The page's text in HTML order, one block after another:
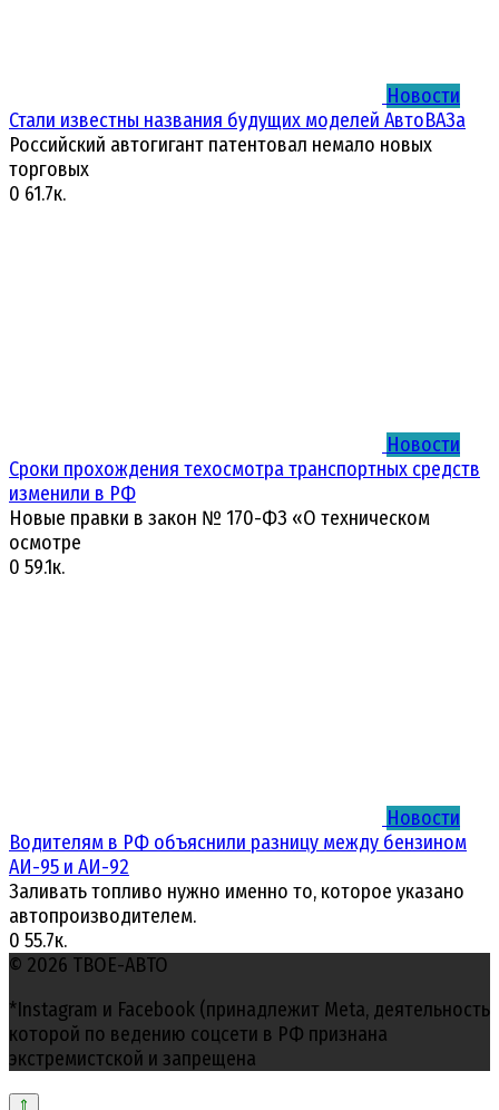
Новости
Стали известны названия будущих моделей АвтоВАЗа
Российский автогигант патентовал немало новых
торговых
0 61.7к.
Новости
Сроки прохождения техосмотра транспортных средств
изменили в РФ
Новые правки в закон № 170-ФЗ «О техническом
осмотре
0 59.1к.
Новости
Водителям в РФ объяснили разницу между бензином
АИ-95 и АИ-92
Заливать топливо нужно именно то, которое указано
автопроизводителем.
0 55.7к.
© 2026 ТВОЕ-АВТО
*Instagram и Facebook (принадлежит Meta, деятельность
которой по ведению соцсети в РФ признана
экстремистской и запрещена